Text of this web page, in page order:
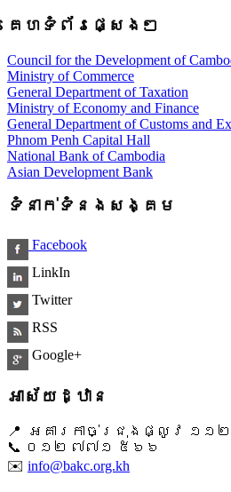
គេហទំព័រផ្សេងៗ
Council for the Development of
Ministry of Commerce
General Department of Taxation
Ministry of Economy and Finance
General Department of Customs and
Phnom Penh Capital Hall
National Bank of Cambodia
Asian Development Bank
ទំនាក់ទំនងសង្គម
Facebook
LinkIn
Twitter
RSS
Google+
អាស័យដ្ឋាន
📍 អគារកាច់ជ្រុងផ្លូវ ១១
📞 ​០១២ ៧៧១ ៥៦៦
✉️ info@bakc.org.kh